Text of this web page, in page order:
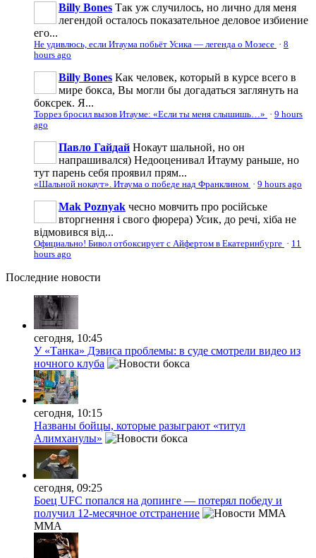
Billy Bones Так уж случилось, но лично для меня
легендой осталось показательное деловое избиение
его...
Не удивлюсь, если Итаума побьёт Усика — легенда о Мозесе · 8
hours ago
Billy Bones Как человек, который в курсе всего в
мире бокса, Вы могли бы догадаться заглянуть на
боксрек. Я...
Торрез бросил вызов Итауме: «Если ты меня слышишь…» · 9 hours
ago
Павло Гайдай Нокаут шальной, но он
напрашивался) Недооценивал Итауму раньше, но
тут парень себя проявил прям...
«Шальной нокаут». Итаума о победе над Франклином · 9 hours ago
Mak Poznyak чесно мовчить про російське
вторгнення і свого фюрера) Усик, до речі, хіба не
відмовився від...
Официально! Бивол отбоксирует с Айфертом в Екатеринбурге · 11
hours ago
Последние новости
сегодня, 10:45
У «Танка» Дэвиса проблемы: в суде смотрели видео из
ночного клуба
сегодня, 10:15
Названы бойцы, которые разыграют «титул
Алимханулы»
сегодня, 09:25
Боец UFC попался на допинге — потерял победу и
получил 12-месячное отстранение
MMA